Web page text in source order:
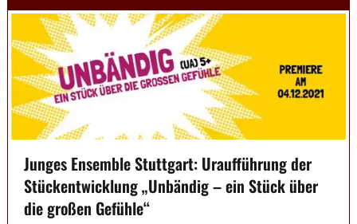
Junges Ensemble Stuttgart: Uraufführung der
Stückentwicklung „Unbändig – ein Stück über
die großen Gefühle“